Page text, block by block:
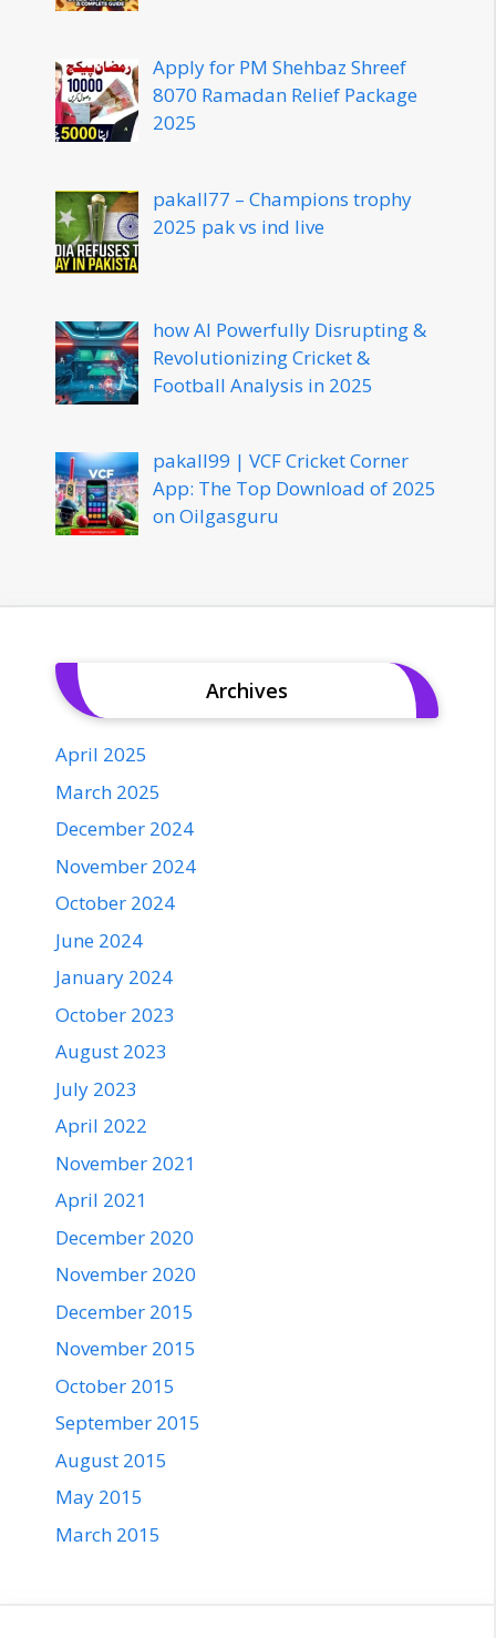
Apply for PM Shehbaz Shreef
8070 Ramadan Relief Package
2025
pakall77 – Champions trophy
2025 pak vs ind live
how AI Powerfully Disrupting &
Revolutionizing Cricket &
Football Analysis in 2025
pakall99 | VCF Cricket Corner
App: The Top Download of 2025
on Oilgasguru
Archives
April 2025
March 2025
December 2024
November 2024
October 2024
June 2024
January 2024
October 2023
August 2023
July 2023
April 2022
November 2021
April 2021
December 2020
November 2020
December 2015
November 2015
October 2015
September 2015
August 2015
May 2015
March 2015